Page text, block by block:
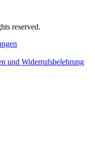
reserved.
und Widerrufsbelehrung